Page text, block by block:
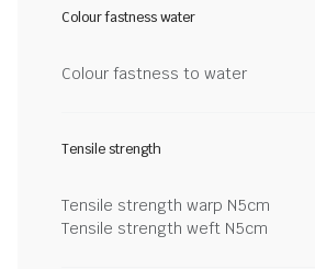
Colour fastness water
Colour fastness to water
Tensile strength
Tensile strength warp N5cm
Tensile strength weft N5cm